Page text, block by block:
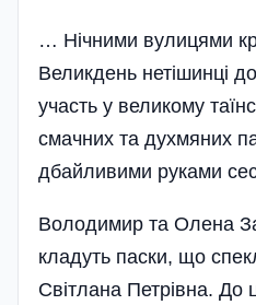
… Нічними вулицями
Великдень нетішинці
участь у великому
смачних та духмяних
дбайливими руками
Володимир та Олена
кладуть паски, що
Світлана Петрівна. До